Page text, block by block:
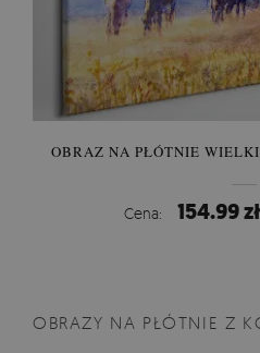
OBRAZ NA PŁÓTNIE
Cena: 154.99 zł
OBRAZY NA PŁÓTNIE Z